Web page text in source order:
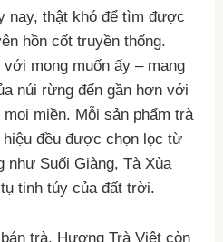
nay, thật khó để tìm được
hồn cốt truyền thống.
mong muốn ấy – mang
núi rừng đến gần hơn với
miền. Mỗi sản phẩm trà
đều được chọn lọc từ
như Suối Giàng, Tà Xùa
tinh túy của đất trời.
trà, Hương Trà Việt còn